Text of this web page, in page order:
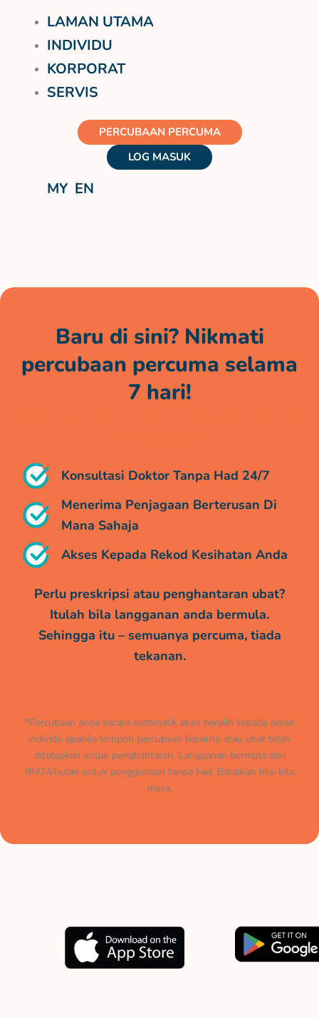
LAMAN UTAMA
INDIVIDU
KORPORAT
SERVIS
PERCUBAAN PERCUMA
LOG MASUK
MY EN
Baru di sini? Nikmati
percubaan percuma selama
7 hari!
Konsultasi Doktor Tanpa Had 24/7
Menerima Penjagaan Berterusan Di
Mana Sahaja
Akses Kepada Rekod Kesihatan Anda
Perlu preskripsi atau penghantaran ubat?
Itulah bila langganan anda bermula.
Sehingga itu – semuanya percuma, tiada
tekanan.
*Percubaan anda secara automatik akan beralih kepada pelan
individu apabila tempoh percubaan berakhir atau ubat telah
ditetapkan untuk penghantaran. Langganan bermula dari
RM24/bulan untuk penggunaan tanpa had. Batalkan bila-bila
masa.